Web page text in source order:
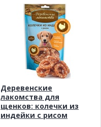
Деревенские
лакомства для
щенков: колечки из
индейки с рисом